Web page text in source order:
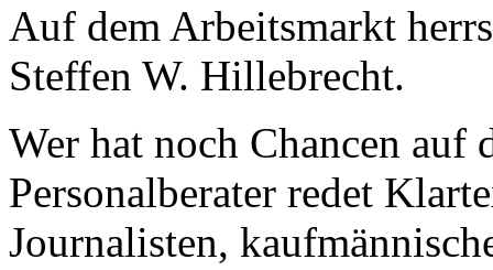
Auf dem Arbeitsmarkt
Steffen W. Hillebrecht.
Wer hat noch Chancen auf
Personalberater redet
Journalisten,